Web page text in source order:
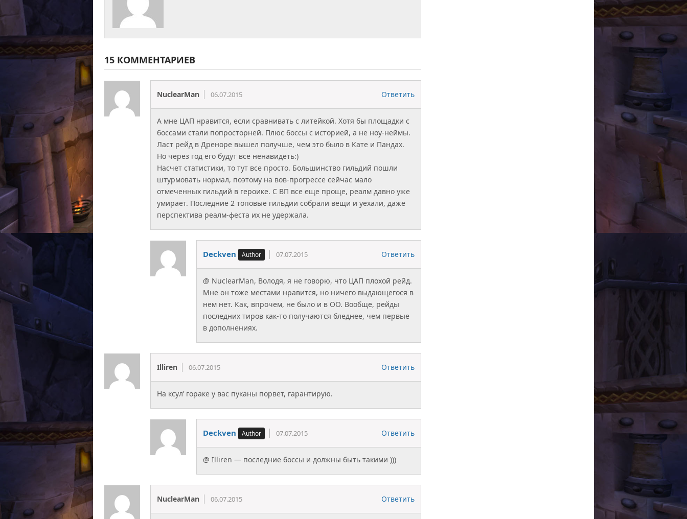
15 КОММЕНТАРИЕВ
NuclearMan 06.07.2015 Ответить
А мне ЦАП нравится, если сравнивать с литейкой. Хотя бы площадки с
боссами стали попросторней. Плюс боссы с историей, а не ноу-неймы.
Ласт рейд в Дреноре вышел получше, чем это было в Кате и Пандах.
Но через год его будут все ненавидеть:)
Насчет статистики, то тут все просто. Большинство гильдий пошли
штурмовать нормал, поэтому на вов-прогрессе сейчас мало
отмеченных гильдий в героике. С ВП все еще проще, реалм давно уже
умирает. Последние 2 топовые гильдии собрали вещи и уехали, даже
перспектива реалм-феста их не удержала.
Deckven 07.07.2015 Ответить
@ NuclearMan, Володя, я не говорю, что ЦАП плохой рейд.
Мне он тоже местами нравится, но ничего выдающегося в
нем нет. Как, впрочем, не было и в ОО. Вообще, рейды
последних тиров как-то получаются бледнее, чем первые
в дополнениях.
Illiren 06.07.2015 Ответить
На ксул’ гораке у вас пуканы порвет, гарантирую.
Deckven 07.07.2015 Ответить
@ Illiren — последние боссы и должны быть такими )))
NuclearMan 06.07.2015 Ответить